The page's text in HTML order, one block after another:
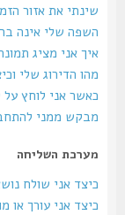
שינתי את אזור הזמן
השפה שלי אינה
איך אני מציג תמונה
מהו הדירוג שלי וכיצד
כאשר אני לוחץ על
מבקש ממני להתחבר?
מערכת השליחה
כיצד אני שולח נושא
כיצד אני עורך או מוחק